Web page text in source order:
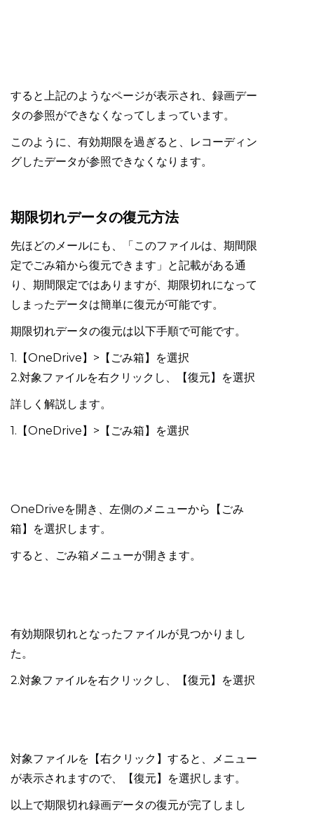
すると上記のようなページが表示され、録画デー
タの参照ができなくなってしまっています。
このように、有効期限を過ぎると、レコーディン
グしたデータが参照できなくなります。
期限切れデータの復元方法
先ほどのメールにも、「このファイルは、期間限
定でごみ箱から復元できます」と記載がある通
り、期間限定ではありますが、期限切れになって
しまったデータは簡単に復元が可能です。
期限切れデータの復元は以下手順で可能です。
1.【OneDrive】>【ごみ箱】を選択
2.対象ファイルを右クリックし、【復元】を選択
詳しく解説します。
1.【OneDrive】>【ごみ箱】を選択
OneDriveを開き、左側のメニューから【ごみ
箱】を選択します。
すると、ごみ箱メニューが開きます。
有効期限切れとなったファイルが見つかりまし
た。
2.対象ファイルを右クリックし、【復元】を選択
対象ファイルを【右クリック】すると、メニュー
が表示されますので、【復元】を選択します。
以上で期限切れ録画データの復元が完了しまし